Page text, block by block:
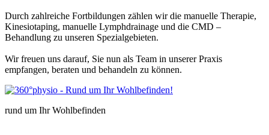
Durch zahlreiche Fortbildungen zählen wir die manuelle Therapie,
Kinesiotaping, manuelle Lymphdrainage und die CMD –
Behandlung zu unseren Spezialgebieten.
Wir freuen uns darauf, Sie nun als Team in unserer Praxis
empfangen, beraten und behandeln zu können.
rund um Ihr Wohlbefinden